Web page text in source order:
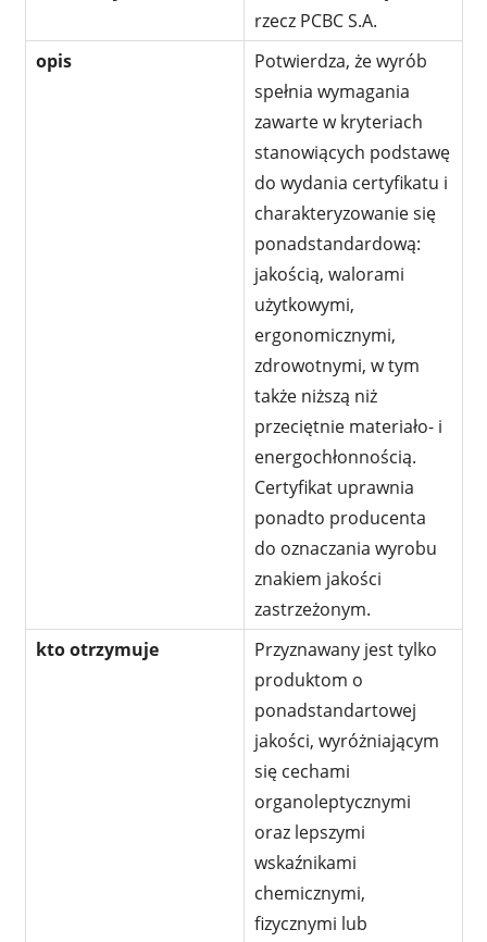
rzecz PCBC S.A.
opis
Potwierdza, że wyrób
spełnia wymagania
zawarte w kryteriach
stanowiących podstawę
do wydania certyfikatu i
charakteryzowanie się
ponadstandardową:
jakością, walorami
użytkowymi,
ergonomicznymi,
zdrowotnymi, w tym
także niższą niż
przeciętnie materiało- i
energochłonnością.
Certyfikat uprawnia
ponadto producenta
do oznaczania wyrobu
znakiem jakości
zastrzeżonym.
kto otrzymuje
Przyznawany jest tylko
produktom o
ponadstandartowej
jakości, wyróżniającym
się cechami
organoleptycznymi
oraz lepszymi
wskaźnikami
chemicznymi,
fizycznymi lub